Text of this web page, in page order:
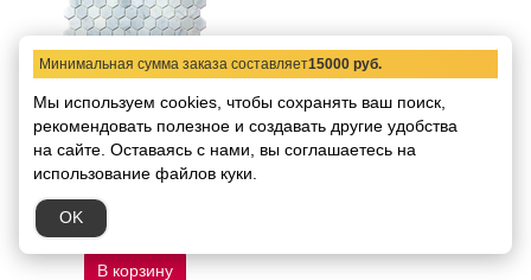
мраморная Natural
Paladium
полированная (7мм)
(чип 2,5 Hexagon)
285x295
Код товара:
10225.50 руб.
В корзину
Минимальная сумма заказа составляет15000 руб.
Мы используем cookies, чтобы сохранять ваш поиск,
рекомендовать полезное и создавать другие удобства
на сайте. Оставаясь с нами, вы соглашаетесь на
использование файлов куки.
OK